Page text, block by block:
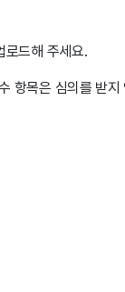
드해 주세요.
항목은 심의를 받